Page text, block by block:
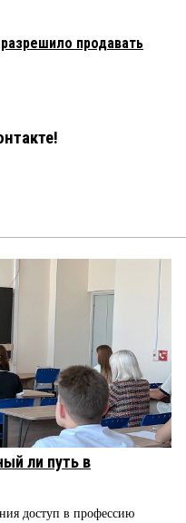
продавать
ли путь в
доступ в профессию